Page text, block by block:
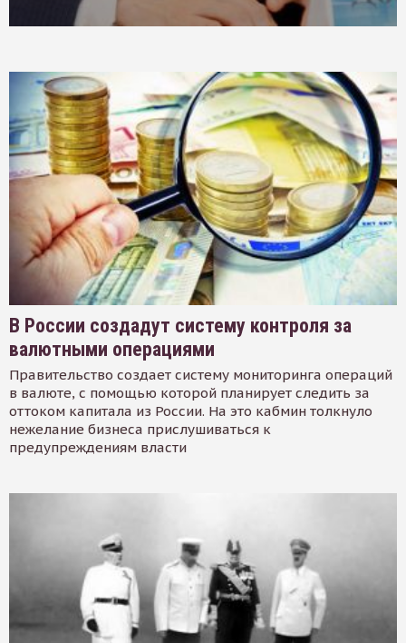
В России создадут систему контроля за
валютными операциями
Правительство создает систему мониторинга операций
в валюте, с помощью которой планирует следить за
оттоком капитала из России. На это кабмин толкнуло
нежелание бизнеса прислушиваться к
предупреждениям власти